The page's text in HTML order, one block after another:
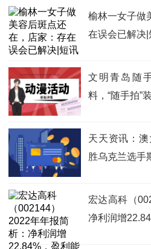
榆林一女子做
在误会已解决|
文明青岛随
料，“随手拍”
天天资讯：
胜乌克兰选手
宏达高科（
净利润增